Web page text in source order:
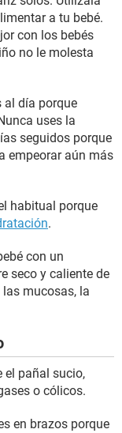
a tu bebé.
con los bebés
no le molesta
al día porque
uses la
seguidos porque
empeorar aún más
habitual porque
.
con un
seco y caliente de
mucosas, la
el pañal sucio,
o cólicos.
en brazos porque